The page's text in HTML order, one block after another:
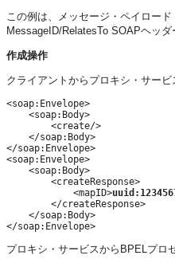
この例は、メッセージ・ペイロー
MessageID/RelatesTo SOAPヘッダ
作成操作
クライアントからプロキシ・サービ
<soap:Envelope>
    <soap:Body>
        <create/>
    </soap:Body>
</soap:Envelope>
<soap:Envelope>
    <soap:Body>
        <createResponse>
            <mapID>
        </createResponse>
    </soap:Body>
プロキシ・サービスからBPELプロ